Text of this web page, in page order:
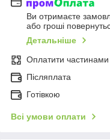
Ви отримаєте
або гроші
Детальніше
Оплатити частинами
Післяплата
Готівкою
Всі умови оплати